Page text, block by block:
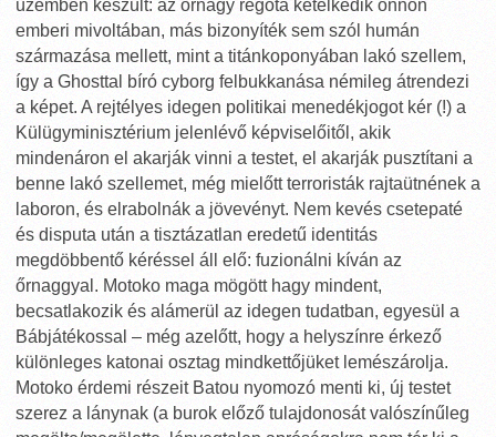
üzemben készült: az őrnagy régóta kételkedik önnön
emberi mivoltában, más bizonyíték sem szól humán
származása mellett, mint a titánkoponyában lakó szellem,
így a Ghosttal bíró cyborg felbukkanása némileg átrendezi
a képet. A rejtélyes idegen politikai menedékjogot kér (!) a
Külügyminisztérium jelenlévő képviselőitől, akik
mindenáron el akarják vinni a testet, el akarják pusztítani a
benne lakó szellemet, még mielőtt terroristák rajtaütnének a
laboron, és elrabolnák a jövevényt. Nem kevés csetepaté
és disputa után a tisztázatlan eredetű identitás
megdöbbentő kéréssel áll elő: fuzionálni kíván az
őrnaggyal. Motoko maga mögött hagy mindent,
becsatlakozik és alámerül az idegen tudatban, egyesül a
Bábjátékossal – még azelőtt, hogy a helyszínre érkező
különleges katonai osztag mindkettőjüket lemészárolja.
Motoko érdemi részeit Batou nyomozó menti ki, új testet
szerez a lánynak (a burok előző tulajdonosát valószínűleg